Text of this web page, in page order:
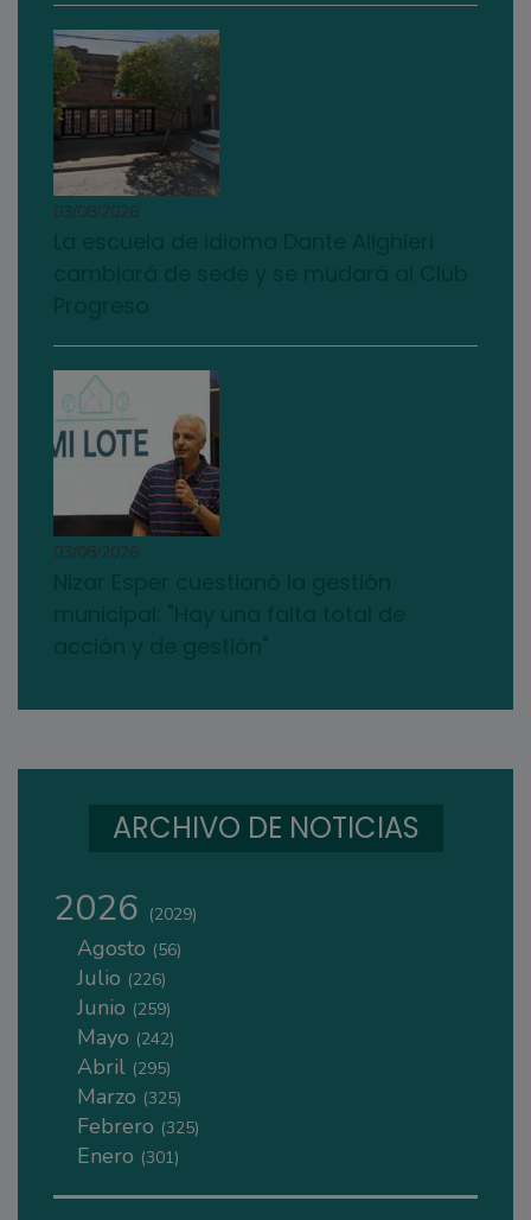
03/08/2026
03/08/2026
ARCHIVO DE NOTICIAS
2026 (2029)
Agosto (56)
Julio (226)
Junio (259)
Mayo (242)
Abril (295)
Marzo (325)
Febrero (325)
Enero (301)